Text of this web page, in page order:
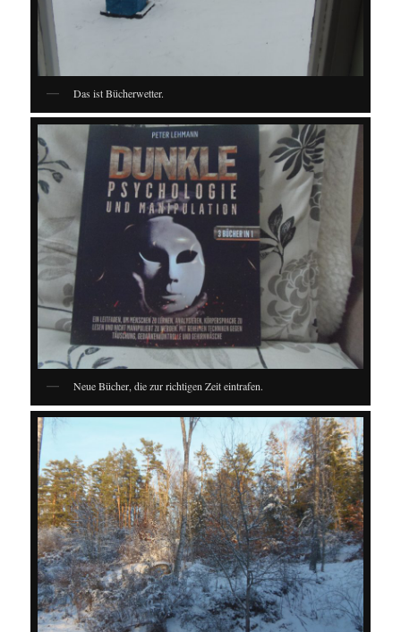
Das ist Bücherwetter.
Neue Bücher, die zur richtigen Zeit eintrafen.